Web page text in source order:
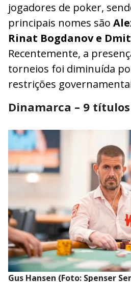
jogadores de poker,
principais nomes são
Rinat Bogdanov e
Recentemente, a
torneios foi diminuída
restrições
Dinamarca – 9 títulos
Gus Hansen (Foto: Spenser